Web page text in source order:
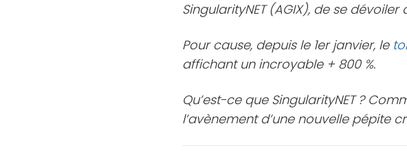
SingularityNET (AGIX), de se
Pour cause, depuis le 1er janvier, le
affichant un incroyable + 800 %.
Qu’est-ce que SingularityNET ?
l’avènement d’une nouvelle pépite